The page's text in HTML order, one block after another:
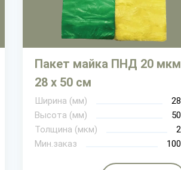
Пакет майка ПНД 20 мкм
28 х 50 см
Ширина (мм)
Высота (мм)
Толщина (мкм)
Мин.заказ